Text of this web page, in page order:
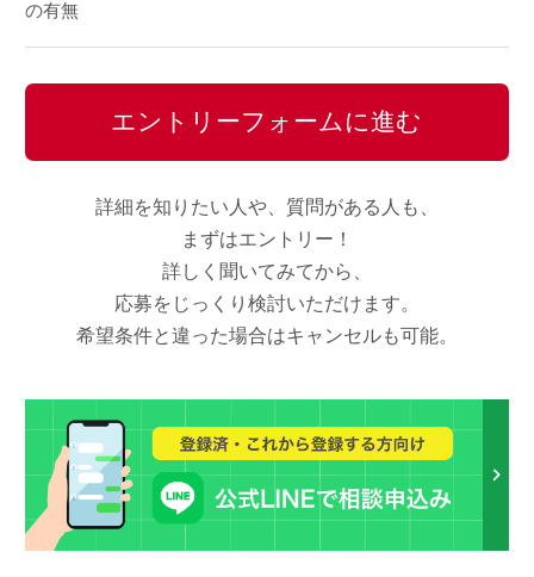
の有無
エントリーフォームに進む
詳細を知りたい人や、質問がある人も、
まずはエントリー！
詳しく聞いてみてから、
応募をじっくり検討いただけます。
希望条件と違った場合はキャンセルも可能。